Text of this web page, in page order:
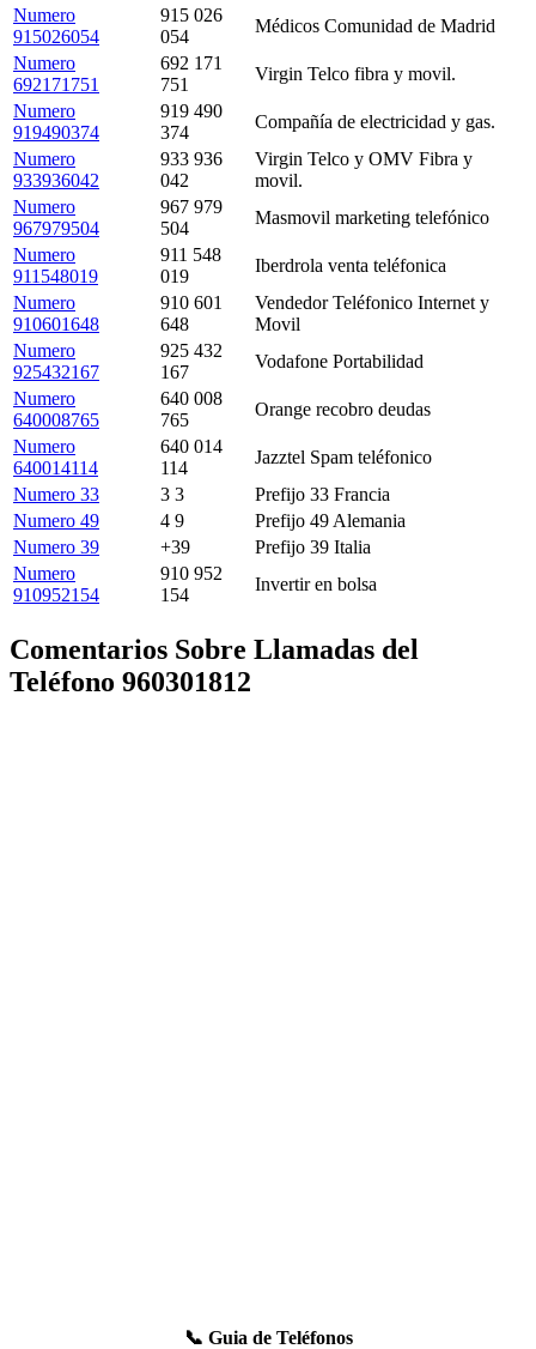
Numero
915026054
915 026
054
Médicos Comunidad de Madrid
Numero
692171751
692 171
751
Virgin Telco fibra y movil.
Numero
919490374
919 490
374
Compañía de electricidad y gas.
Numero
933936042
933 936
042
Virgin Telco y OMV Fibra y
movil.
Numero
967979504
967 979
504
Masmovil marketing telefónico
Numero
911548019
911 548
019
Iberdrola venta teléfonica
Numero
910601648
910 601
648
Vendedor Teléfonico Internet y
Movil
Numero
925432167
925 432
167
Vodafone Portabilidad
Numero
640008765
640 008
765
Orange recobro deudas
Numero
640014114
640 014
114
Jazztel Spam teléfonico
Numero 33
3 3
Prefijo 33 Francia
Numero 49
4 9
Prefijo 49 Alemania
Numero 39
+39
Prefijo 39 Italia
Numero
910952154
910 952
154
Invertir en bolsa
Comentarios Sobre Llamadas del
Teléfono 960301812
📞 Guia de Teléfonos